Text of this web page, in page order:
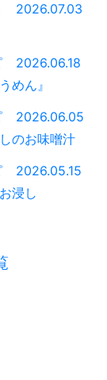
2026.07.03
2026.06.18
めん』
2026.06.05
のお味噌汁
2026.05.15
浸し